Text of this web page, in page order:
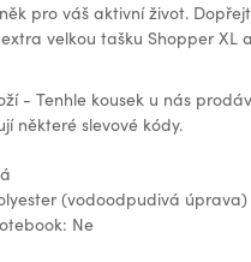
pro váš aktivní život.
velkou tašku Shopper XL
- Tenhle kousek u nás
některé slevové kódy.
(vodoodpudivá úprava)
Ne